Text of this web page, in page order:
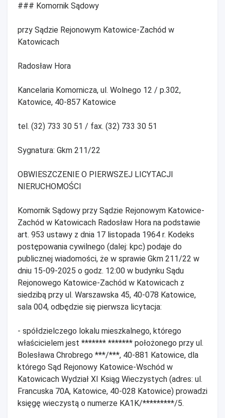
### Komornik Sądowy
przy Sądzie Rejonowym Katowice-Zachód w
Katowicach
Radosław Hora
Kancelaria Komornicza, ul. Wolnego 12 / p.302,
Katowice, 40-857 Katowice
tel. (32) 733 30 51 / fax. (32) 733 30 51
Sygnatura: Gkm 211/22
OBWIESZCZENIE O PIERWSZEJ LICYTACJI
NIERUCHOMOŚCI
Komornik Sądowy przy Sądzie Rejonowym Katowice-
Zachód w Katowicach Radosław Hora na podstawie
art. 953 ustawy z dnia 17 listopada 1964 r. Kodeks
postępowania cywilnego (dalej: kpc) podaje do
publicznej wiadomości, że w sprawie Gkm 211/22 w
dniu 15-09-2025 o godz. 12:00 w budynku Sądu
Rejonowego Katowice-Zachód w Katowicach z
siedzibą przy ul. Warszawska 45, 40-078 Katowice,
sala 004, odbędzie się pierwsza licytacja:
- spółdzielczego lokalu mieszkalnego, którego
właścicielem jest ******* ******* położonego przy ul.
Bolesława Chrobrego ***/***, 40-881 Katowice, dla
którego Sąd Rejonowy Katowice-Wschód w
Katowicach Wydział XI Ksiąg Wieczystych (adres: ul.
Francuska 70A, Katowice, 40-028 Katowice) prowadzi
księgę wieczystą o numerze KA1K/*********/5.